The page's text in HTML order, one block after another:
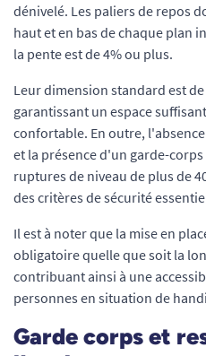
dénivelé. Les paliers de repos
haut et en bas de chaque plan
la pente est de 4% ou plus.
Leur dimension standard est de
garantissant un espace
confortable. En outre,
et la présence d'un garde-
ruptures de niveau de plus de
des critères de sécurité
Il est à noter que la mise en
obligatoire quelle que soit la
contribuant ainsi à une
personnes en situation de
Garde corps et